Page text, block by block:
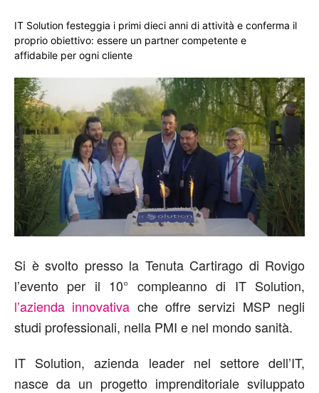
IT Solution festeggia i primi dieci anni di attività e conferma il
proprio obiettivo: essere un partner competente e
affidabile per ogni cliente
Si è svolto presso la Tenuta Cartirago di Rovigo
l’evento per il 10° compleanno di IT Solution,
l’azienda innovativa che offre servizi MSP negli
studi professionali, nella PMI e nel mondo sanità.
IT Solution, azienda leader nel settore dell’IT,
nasce da un progetto imprenditoriale sviluppato